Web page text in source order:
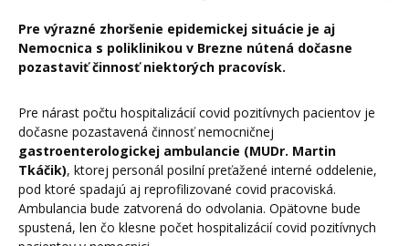
Pre výrazné zhoršenie epidemickej situácie je aj
Nemocnica s poliklinikou v Brezne nútená dočasne
pozastaviť činnosť niektorých pracovísk.
Pre nárast počtu hospitalizácií covid pozitívnych pacientov je
dočasne pozastavená činnosť nemocničnej
gastroenterologickej ambulancie (MUDr. Martin
Tkáčik), ktorej personál posilní preťažené interné oddelenie,
pod ktoré spadajú aj reprofilizované covid pracoviská.
Ambulancia bude zatvorená do odvolania. Opätovne bude
spustená, len čo klesne počet hospitalizácií covid pozitívnych